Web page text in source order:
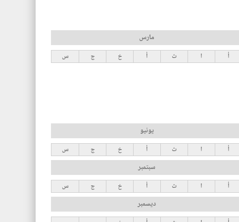
مارس
أ ا ث أ خ ج س
يونيو
أ ا ث أ خ ج س
سبتمبر
أ ا ث أ خ ج س
ديسمبر